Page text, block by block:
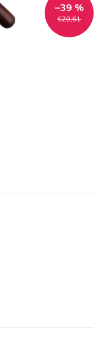
€20,61
–39 %